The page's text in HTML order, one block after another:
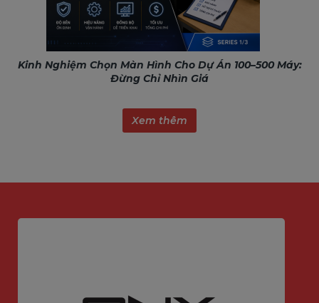
Kinh Nghiệm Chọn Màn Hình Cho Dự Án 100–500 Máy:
Đừng Chỉ Nhìn Giá
Xem thêm